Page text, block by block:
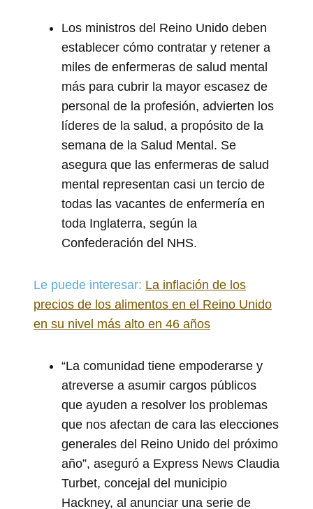
Los ministros del Reino Unido deben
establecer cómo contratar y retener a
miles de enfermeras de salud mental
más para cubrir la mayor escasez de
personal de la profesión, advierten los
líderes de la salud, a propósito de la
semana de la Salud Mental. Se
asegura que las enfermeras de salud
mental representan casi un tercio de
todas las vacantes de enfermería en
toda Inglaterra, según la
Confederación del NHS.
Le puede interesar: La inflación de los
precios de los alimentos en el Reino Unido
en su nivel más alto en 46 años
“La comunidad tiene empoderarse y
atreverse a asumir cargos públicos
que ayuden a resolver los problemas
que nos afectan de cara las elecciones
generales del Reino Unido del próximo
año”, aseguró a Express News Claudia
Turbet, concejal del municipio
Hackney, al anunciar una serie de